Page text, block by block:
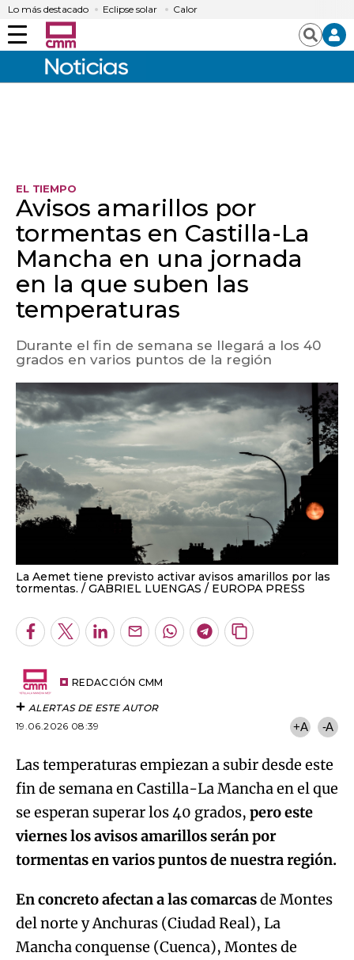
Lo más destacado Eclipse solar Calor
Menú Buscar
EL TIEMPO
Avisos amarillos por
tormentas en Castilla-La
Mancha en una jornada
en la que suben las
temperaturas
Durante el fin de semana se llegará a los 40
grados en varios puntos de la región
La Aemet tiene previsto activar avisos amarillos por las
tormentas.
GABRIEL LUENGAS / EUROPA PRESS
Facebook
TwitterLinkedInEnviarWhatsapp
Telegram
Copiar
REDACCIÓN CMM
ALERTAS DE ESTE AUTOR
19.06.2026 08:39
+A -A
Las temperaturas empiezan a subir desde este
fin de semana en Castilla-La Mancha en el que
se esperan superar los 40 grados, pero este
viernes los avisos amarillos serán por
tormentas en varios puntos de nuestra región.
En concreto afectan a las comarcasde Montes
del norte y Anchuras (Ciudad Real), La
Mancha conquense (Cuenca), Montes de